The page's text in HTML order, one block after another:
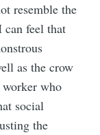
resemble the
can feel that
as the crow
worker who
social
the